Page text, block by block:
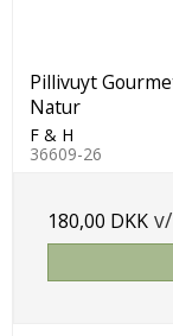
Pillivuyt
Natur
F & H
36609-26
180,00 DKK